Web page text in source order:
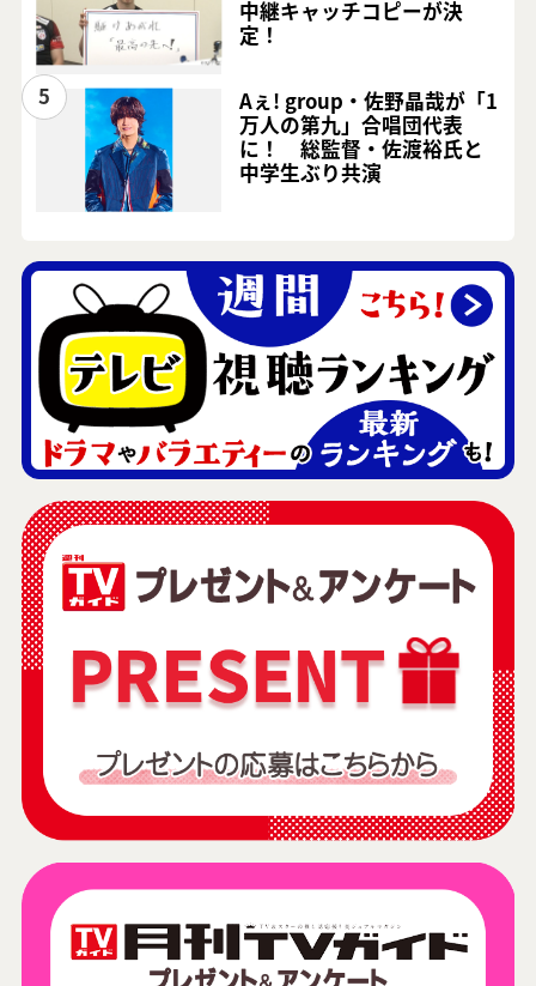
中継キャッチコピーが決
定！
5
Aぇ! group・佐野晶哉が「1
万人の第九」合唱団代表
に！ 総監督・佐渡裕氏と
中学生ぶり共演